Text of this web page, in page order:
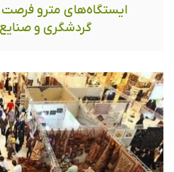
ایستگاه‌های مترو فرصت
گردشگری و